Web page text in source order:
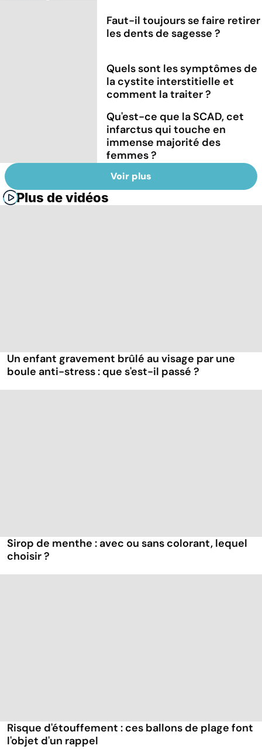
Faut-il toujours se faire retirer
les dents de sagesse ?
Quels sont les symptômes de
la cystite interstitielle et
comment la traiter ?
Qu'est-ce que la SCAD, cet
infarctus qui touche en
immense majorité des
femmes ?
Voir plus
Plus de vidéos
Un enfant gravement brûlé au visage par une
boule anti-stress : que s'est-il passé ?
Sirop de menthe : avec ou sans colorant, lequel
choisir ?
Risque d'étouffement : ces ballons de plage font
l'objet d'un rappel